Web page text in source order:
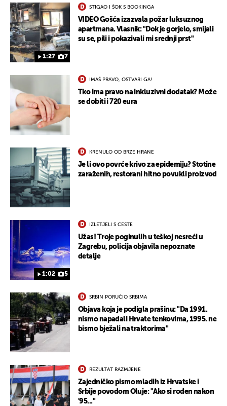
1:27 7
STIGAO I ŠOK S BOOKINGA
VIDEO Gošća izazvala požar luksuznog
apartmana. Vlasnik: "Dok je gorjelo, smijali
su se, pili i pokazivali mi srednji prst"
IMAŠ PRAVO, OSTVARI GA!
Tko ima pravo na inkluzivni dodatak? Može
se dobiti i 720 eura
KRENULO OD BRZE HRANE
Je li ovo povrće krivo za epidemiju? Stotine
zaraženih, restorani hitno povukli proizvod
1:02 5
IZLETJELI S CESTE
Užas! Troje poginulih u teškoj nesreći u
Zagrebu, policija objavila nepoznate
detalje
SRBIN PORUČIO SRBIMA
Objava koja je podigla prašinu: "Da 1991.
nismo napadali Hrvate tenkovima, 1995. ne
bismo bježali na traktorima"
REZULTAT RAZMJENE
Zajedničko pismo mladih iz Hrvatske i
Srbije povodom Oluje: "Ako si rođen nakon
'95..."